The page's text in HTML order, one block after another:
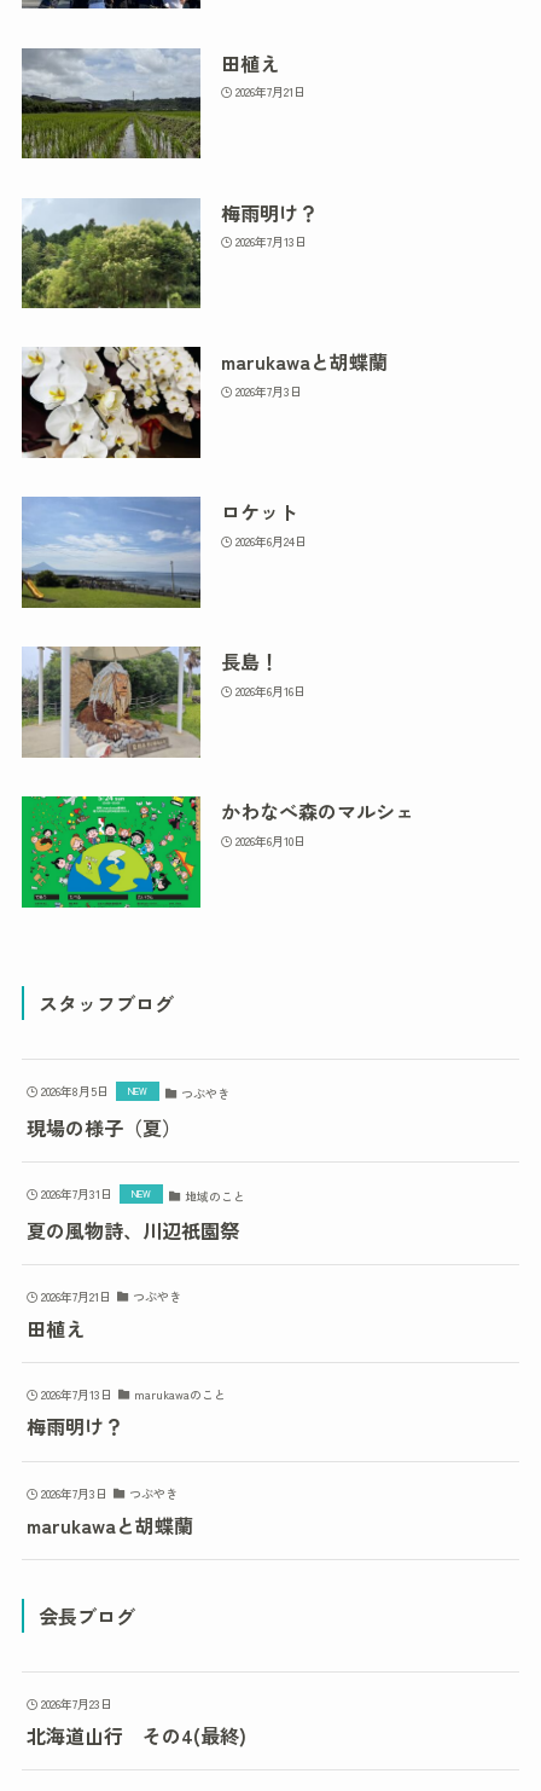
田植え
2026年7月21日
梅雨明け？
2026年7月13日
marukawaと胡蝶蘭
2026年7月3日
ロケット
2026年6月24日
長島！
2026年6月16日
かわなべ森のマルシェ
2026年6月10日
スタッフブログ
2026年8月5日 つぶやき
現場の様子（夏）
2026年7月31日 地域のこと
夏の風物詩、川辺祇園祭
2026年7月21日 つぶやき
田植え
2026年7月13日 marukawaのこと
梅雨明け？
2026年7月3日 つぶやき
marukawaと胡蝶蘭
会長ブログ
2026年7月23日
北海道山行 その4(最終)